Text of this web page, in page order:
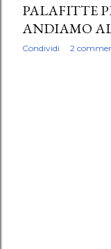
PALAFITTE
ANDIAMO
Condividi 2